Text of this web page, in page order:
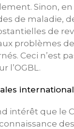
Sinon, en
de maladie,
de
problèmes
Ceci n’est
l’OGBL.
intérêt que le